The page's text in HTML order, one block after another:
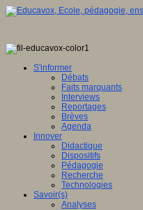
S'informer
Débats
Faits marquants
Interviews
Reportages
Brèves
Agenda
Innover
Didactique
Dispositifs
Pédagogie
Recherche
Technologies
Savoir(s)
Analyses